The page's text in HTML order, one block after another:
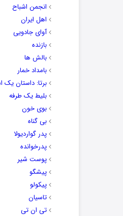
انجمن اشباح
اهل ایران
آوای جادویی
بازنده
بالش ها
بامداد خمار
برتا: داستان یک
بلیط یک‌‌ طرفه
بوی خون
بی گناه
پدر گواردیولا
پدرخوانده
پوست شیر
پیشگو
پیکولو
تاسیان
تی ان تی